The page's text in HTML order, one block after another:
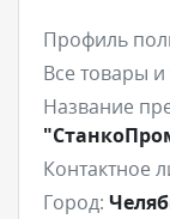
Профиль
Все товары и
Название
Контактное
Город: